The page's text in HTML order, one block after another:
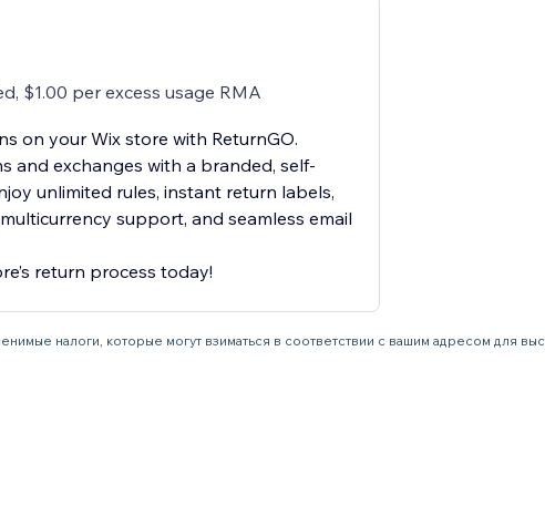
$1.00 per excess usage RMA
on your Wix store with ReturnGO.
and exchanges with a branded, self-
unlimited rules, instant return labels,
support, and seamless email
return process today!
налоги, которые могут взиматься в соответствии с вашим адресом для